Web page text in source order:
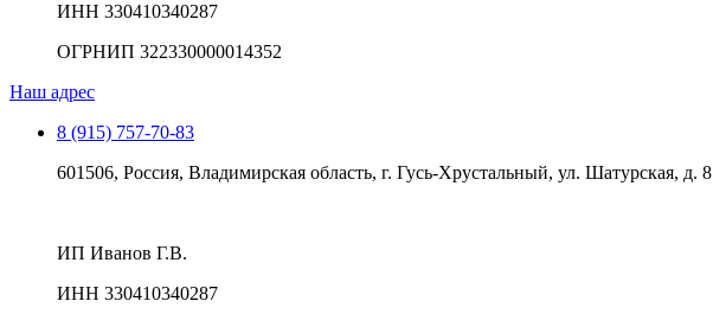
ИНН 330410340287
ОГРНИП 322330000014352
Наш адрес
8 (915) 757-70-83
601506, Россия, Владимирская область, г. Гусь-Хрустальный, ул. Шатурская, д. 8
ИП Иванов Г.В.
ИНН 330410340287